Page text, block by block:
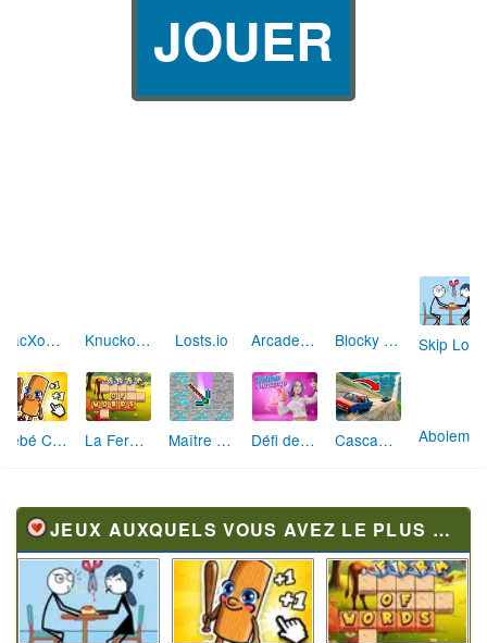
JOUER
PacXon New Realms Knuckol.io Losts.io Arcade Defender Blocky Snakes
Bébé Clic Italien: La Folie des Petits Bambins La Ferme des Mots - Cultivez votre Vocabulaire Maître de la Destruction: Fusion de Pioches Défi de Mode: Star du Podium Cascades Folles 3D
JEUX AUXQUELS VOUS AVEZ LE PLUS JOUÉ